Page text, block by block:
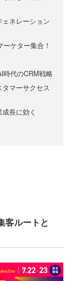
ネレーション
ケター集合！
時代のCRM戦略
マーサクセス
長に効く
客ルートと